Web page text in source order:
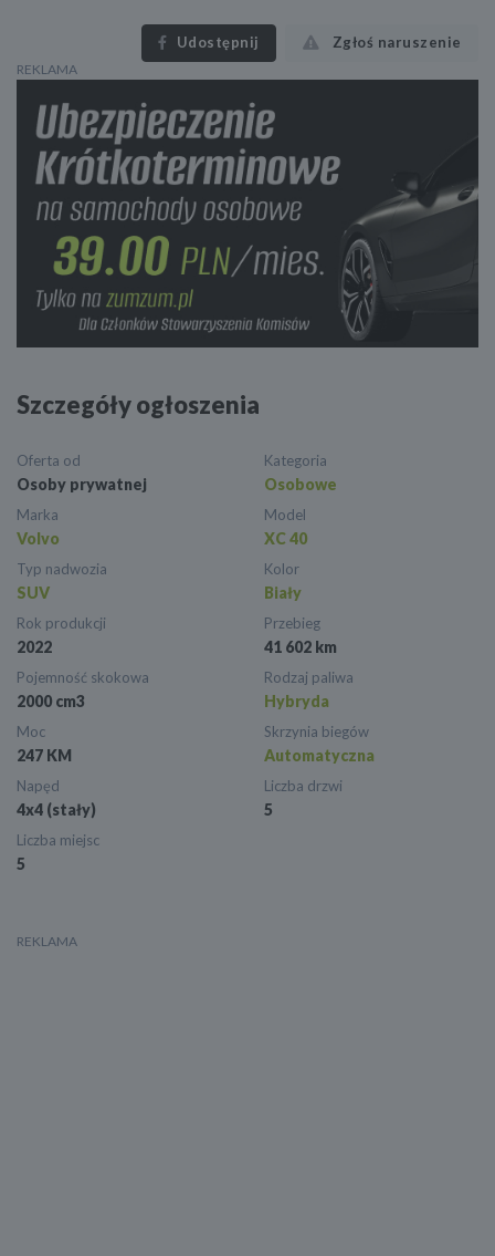
Udostępnij Zgłoś naruszenie
REKLAMA
Szczegóły ogłoszenia
Oferta od
Osoby prywatnej
Kategoria
Osobowe
Marka
Volvo
Model
XC 40
Typ nadwozia
SUV
Kolor
Biały
Rok produkcji
2022
Przebieg
41 602 km
Pojemność skokowa
2000 cm3
Rodzaj paliwa
Hybryda
Moc
247 KM
Skrzynia biegów
Automatyczna
Napęd
4x4 (stały)
Liczba drzwi
5
Liczba miejsc
5